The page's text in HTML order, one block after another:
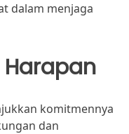
dalam menjaga
komitmennya
dan